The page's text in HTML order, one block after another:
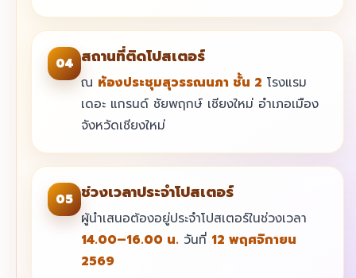
04 สถานที่ติดโปสเตอร์
ณ ห้องประชุมสุวรรณนภา ชั้น 2 โรงแรม
เดอะ แกรนด์ ชัยพฤกษ์ เชียงใหม่ อำเภอเมือง
จังหวัดเชียงใหม่
05 ช่วงเวลาประจำโปสเตอร์
ผู้นำเสนอต้องอยู่ประจำโปสเตอร์ในช่วงเวลา
14.00–16.00 น. วันที่ 12 พฤศจิกายน
2569